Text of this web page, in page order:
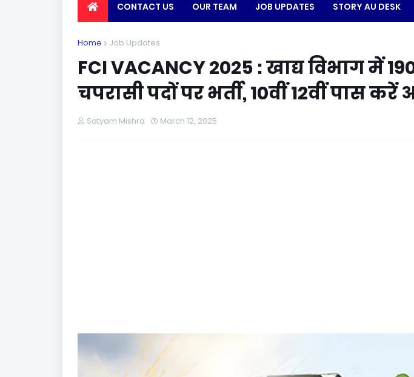
CONTACT US OUR TEAM JOB UPDATES STORY AU DESK
EARN MONEY
Home Job Updates
FCI VACANCY 2025 : खाद्य विभाग में
चपरासी पदों पर भर्ती, 10वीं 12वीं पास
Satyam Mishra March 12, 2025